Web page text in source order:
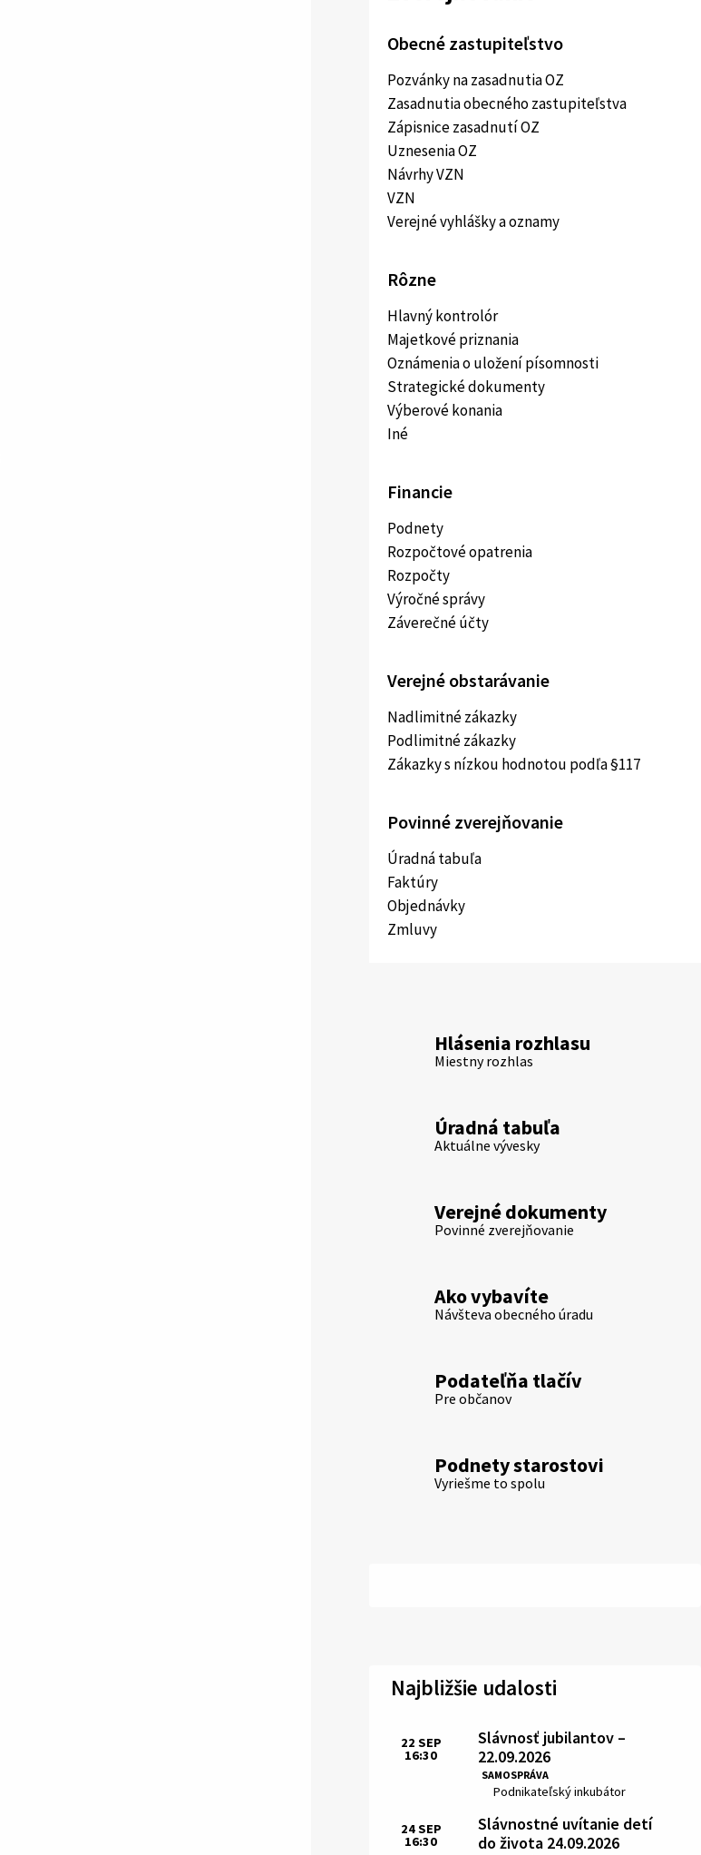
Obecné zastupiteľstvo
Pozvánky na zasadnutia OZ
Zasadnutia obecného zastupiteľstva
Zápisnice zasadnutí OZ
Uznesenia OZ
Návrhy VZN
VZN
Verejné vyhlášky a oznamy
Rôzne
Hlavný kontrolór
Majetkové priznania
Oznámenia o uložení písomnosti
Strategické dokumenty
Výberové konania
Iné
Financie
Podnety
Rozpočtové opatrenia
Rozpočty
Výročné správy
Záverečné účty
Verejné obstarávanie
Nadlimitné zákazky
Podlimitné zákazky
Zákazky s nízkou hodnotou podľa §117
Povinné zverejňovanie
Úradná tabuľa
Faktúry
Objednávky
Zmluvy
Hlásenia rozhlasu
Miestny rozhlas
Úradná tabuľa
Aktuálne vývesky
Verejné dokumenty
Povinné zverejňovanie
Ako vybavíte
Návšteva obecného úradu
Podateľňa tlačív
Pre občanov
Podnety starostovi
Vyriešme to spolu
Najbližšie udalosti
Slávnosť jubilantov –
22.09.2026
SAMOSPRÁVA
Miesto:
Podnikateľský inkubátor
Čas:
22 SEP
16:30
Slávnostné uvítanie detí
do života 24.09.2026
Čas:
24SEP
16:30